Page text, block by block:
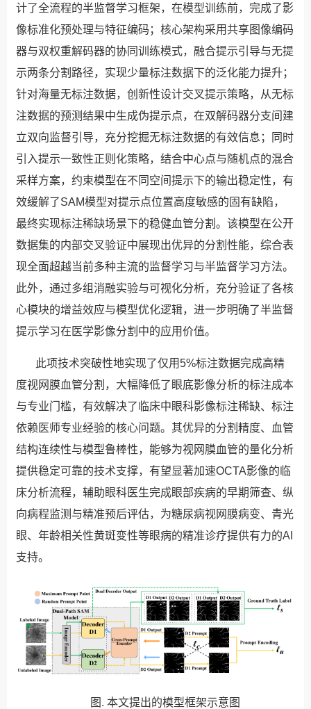
计了全流程的半监督学习框架，在模型训练前，完成了影
像标准化预处理与特征编码；核心架构采用共享图像编码
器与双权重解码器的协同训练模式，融合提示引导与无提
示两条分割路径，实现少量标注数据下的泛化能力提升；
针对海量无标注数据，创新性设计交叉提示策略，从无标
注数据的预测结果中生成伪提示点，在双解码器分支间建
立双向监督引导，充分挖掘无标注数据的有效信息；同时
引入提示一致性正则化策略，结合中心点与随机点的混合
采样方案，约束模型在不同空间提示下的输出稳定性，有
效缓解了SAM模型对提示点位置高度敏感的固有缺陷，
最终实现标注稀缺场景下的稳健血管分割。该模型在公开
数据集的内部交叉验证中展现出优异的分割性能，综合表
现全面超越当前多种主流的监督学习与半监督学习方法。
此外，通过多组消融实验与可视化分析，充分验证了各核
心模块的增益效应与模型优化逻辑，进一步明确了半监督
提示学习在医学影像分割中的应用价值。
此项技术突破性地实现了仅用5%标注数据完成高精
度视网膜血管分割，大幅降低了眼底影像分析的标注成本
与专业门槛，有效解决了临床中眼科影像标注稀缺、标注
依赖医师专业经验的核心问题。其优异的分割精度、血管
结构连续性与模型鲁棒性，能够为视网膜血管的量化分析
提供稳定可靠的技术支撑，有望显著加速OCTA影像的临
床分析流程，辅助眼科医生完成眼部疾病的早期筛查、纵
向病程监测与精准预后评估，为糖尿病视网膜病变、青光
眼、年龄相关性黄斑变性等眼病的精准诊疗提供有力的AI
支持。
图. 本文提出的模型框架示意图